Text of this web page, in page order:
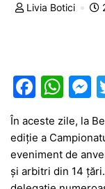
Livia Botici
F
c
e
b
W
h
at
s
A
s
s
e
În aceste zile, la
ediție a
eveniment de
și arbitri din 14